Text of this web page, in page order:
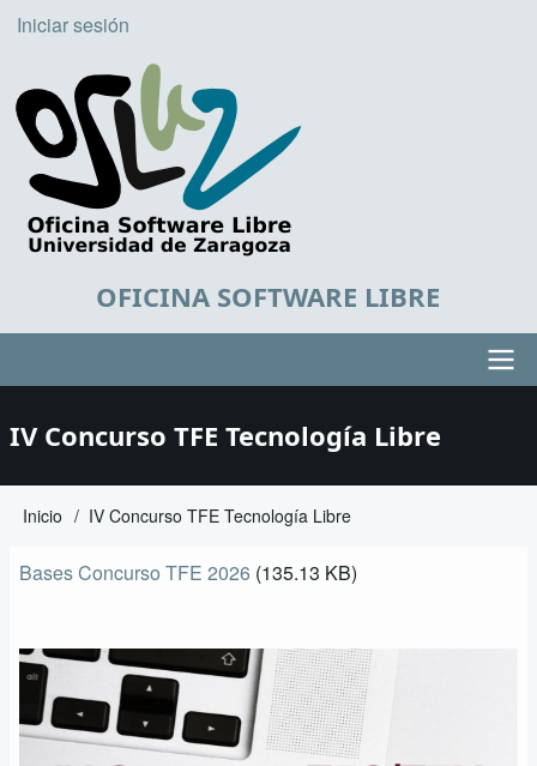
Pasar
contenido
principal
User
account
menu
Iniciar sesión
OFICINA SOFTWARE LIBRE
IV Concurso TFE Tecnología Libre
Sobrescribir
enlaces
ayuda
la
Inicio IV Concurso TFE Tecnología Libre
Bases Concurso TFE 2026 (135.13 KB)